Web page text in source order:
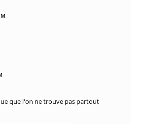
que l'on ne trouve pas partout